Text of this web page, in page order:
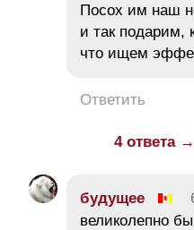
Посох им наш
и так подарим,
что ищем
Ответить
4 ответа →
будущее
великолепно